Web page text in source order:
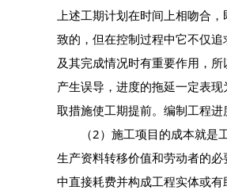
上述工期计划在时间上相吻合
致的，但在控制过程中它不仅
及其完成情况时有重要作用，
产生误导，进度的拖延一定表
取措施使工期提前。编制工程
（2）施工项目的成本就是工
生产资料转移价值和劳动者的
中直接耗费并构成工程实体或